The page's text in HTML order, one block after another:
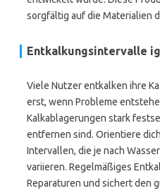
sorgfältig auf die Materialien
Entkalkungsintervalle
Viele Nutzer entkalken ihre
erst, wenn Probleme
Kalkablagerungen stark
entfernen sind. Orientiere
Intervallen, die je nach
variieren. Regelmäßiges
Reparaturen und sichert den